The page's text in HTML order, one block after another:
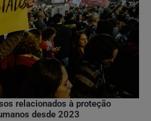
relacionados à proteção
desde 2023